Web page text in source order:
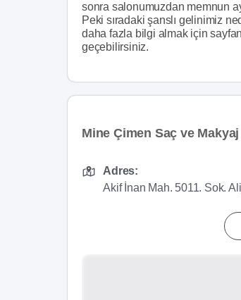
sonra salonumuzdan memnun
Peki sıradaki şanslı gelinimiz
daha fazla bilgi almak için
geçebilirsiniz.
Mine Çimen Saç ve
Adres:
Akif İnan Mah. 5011. Sok.